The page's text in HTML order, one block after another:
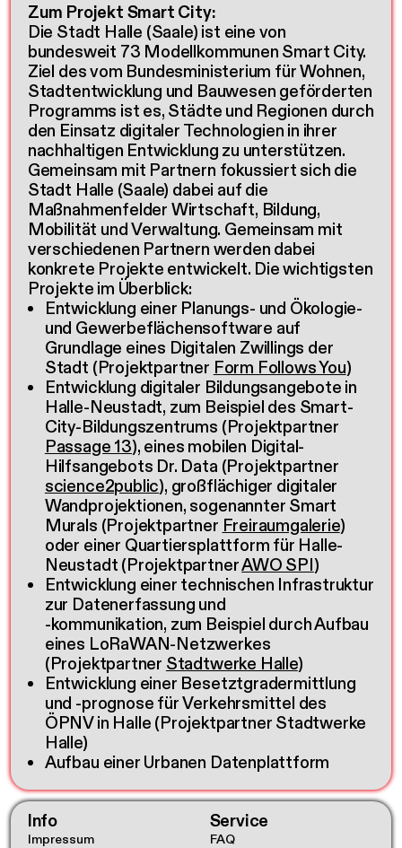
Zum Projekt Smart City:
Die Stadt Halle (Saale) ist eine von
bundesweit 73 Modellkommunen Smart City.
Ziel des vom Bundesministerium für Wohnen,
Stadtentwicklung und Bauwesen geförderten
Programms ist es, Städte und Regionen durch
den Einsatz digitaler Technologien in ihrer
nachhaltigen Entwicklung zu unterstützen.
Gemeinsam mit Partnern fokussiert sich die
Stadt Halle (Saale) dabei auf die
Maßnahmenfelder Wirtschaft, Bildung,
Mobilität und Verwaltung. Gemeinsam mit
verschiedenen Partnern werden dabei
konkrete Projekte entwickelt. Die wichtigsten
Projekte im Überblick:
Entwicklung einer Planungs- und Ökologie-
und Gewerbeflächensoftware auf
Grundlage eines Digitalen Zwillings der
Stadt (Projektpartner Form Follows You)
Entwicklung digitaler Bildungsangebote in
Halle-Neustadt, zum Beispiel des Smart-
City-Bildungszentrums (Projektpartner
Passage 13), eines mobilen Digital-
Hilfsangebots Dr. Data (Projektpartner
science2public), großflächiger digitaler
Wandprojektionen, sogenannter Smart
Murals (Projektpartner Freiraumgalerie)
oder einer Quartiersplattform für Halle-
Neustadt (ProjektpartnerAWO SPI)
Entwicklung einer technischen Infrastruktur
zur Datenerfassung und
-kommunikation, zum Beispiel durch Aufbau
eines LoRaWAN-Netzwerkes
(Projektpartner Stadtwerke Halle)
Entwicklung einer Besetztgradermittlung
und -prognose für Verkehrsmittel des
ÖPNV in Halle (Projektpartner Stadtwerke
Halle)
Aufbau einer Urbanen Datenplattform
Info
Impressum
Service
FAQ